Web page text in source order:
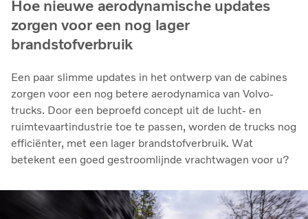
Hoe nieuwe aerodynamische updates
zorgen voor een nog lager
brandstofverbruik
Een paar slimme updates in het ontwerp van de cabines
zorgen voor een nog betere aerodynamica van Volvo-
trucks. Door een beproefd concept uit de lucht- en
ruimtevaartindustrie toe te passen, worden de trucks nog
efficiënter, met een lager brandstofverbruik. Wat
betekent een goed gestroomlijnde vrachtwagen voor u?